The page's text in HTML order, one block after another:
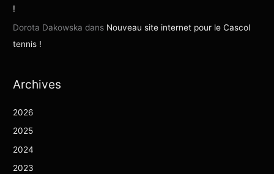
!
Dorota Dakowska dans Nouveau site internet pour le Cascol
tennis !
Archives
2026
2025
2024
2023